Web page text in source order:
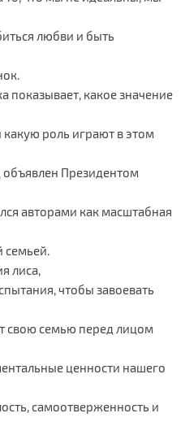
любви и быть
показывает, какое значение
роль играют в этом
объявлен Президентом
авторами как масштабная
семьей.
лиса,
чтобы завоевать
свою семью перед лицом
ценности нашего
самоотверженность и